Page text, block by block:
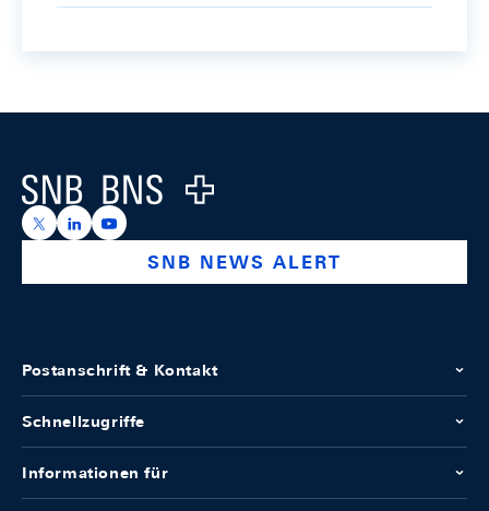
Logo
https://x.com/snb_bns
https://ch.linkedin.com/company/swiss-national-
https://www.youtube.com/@swissnationalbank
SNB NEWS ALERT
Postanschrift & Kontakt
Schnellzugriffe
Informationen für